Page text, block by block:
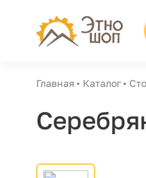
Главная Каталог